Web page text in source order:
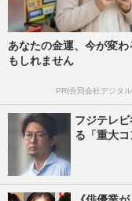
あなたの金運、今が変わ
もしれません
PR(合同会社デジタ
フジテレ
る「重大